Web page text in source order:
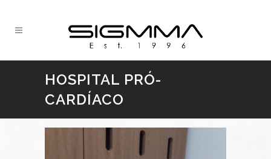
HOSPITAL PRÓ-
CARDÍACO